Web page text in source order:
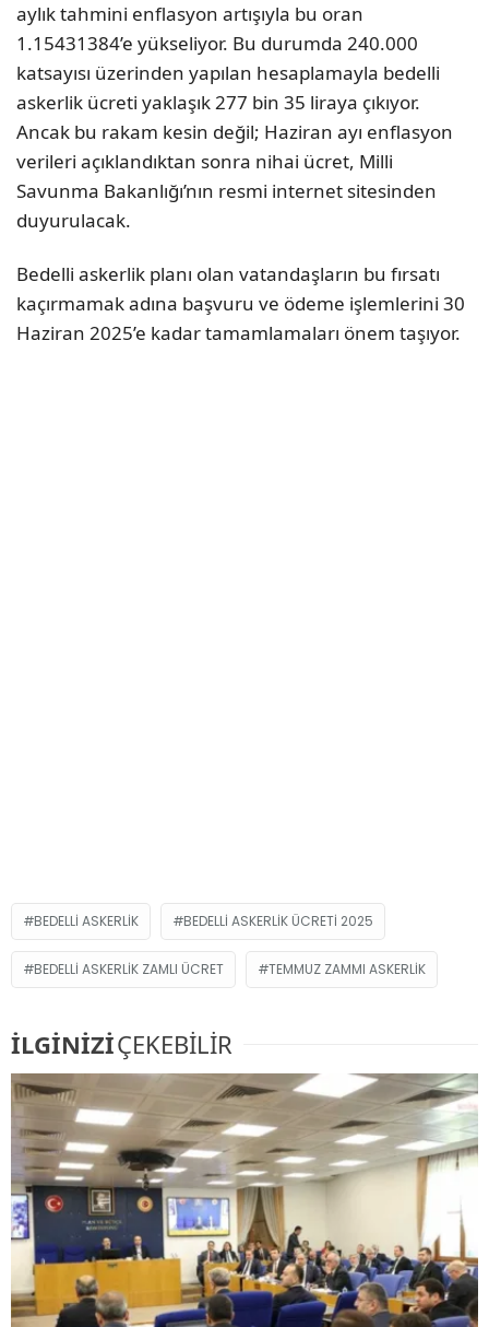
aylık tahmini enflasyon artışıyla bu oran
1.15431384’e yükseliyor. Bu durumda 240.000
katsayısı üzerinden yapılan hesaplamayla bedelli
askerlik ücreti yaklaşık 277 bin 35 liraya çıkıyor.
Ancak bu rakam kesin değil; Haziran ayı enflasyon
verileri açıklandıktan sonra nihai ücret, Milli
Savunma Bakanlığı’nın resmi internet sitesinden
duyurulacak.
Bedelli askerlik planı olan vatandaşların bu fırsatı
kaçırmamak adına başvuru ve ödeme işlemlerini 30
Haziran 2025’e kadar tamamlamaları önem taşıyor.
BEDELLI ASKERLIK BEDELLI ASKERLIK ÜCRETI 2025
BEDELLI ASKERLIK ZAMLI ÜCRET TEMMUZ ZAMMI ASKERLIK
İLGİNİZİÇEKEBİLİR